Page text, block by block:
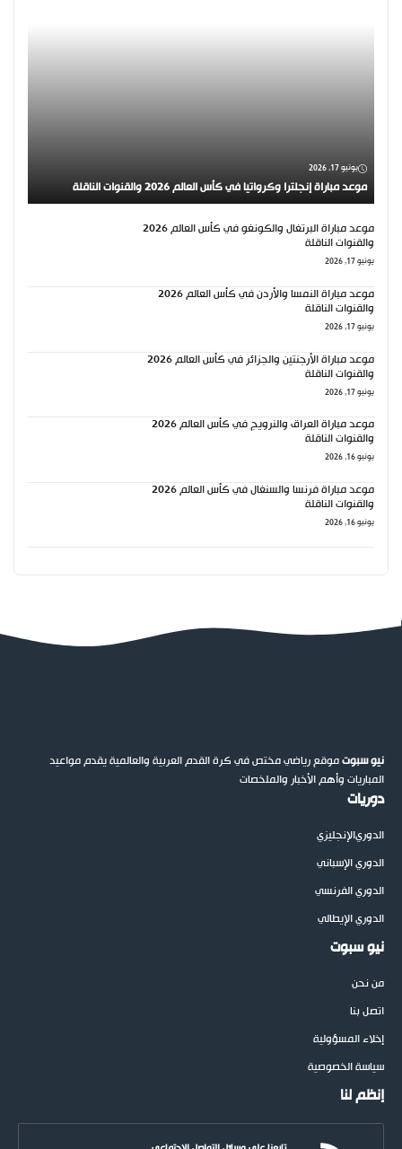
يونيو 17, 2026
موعد مباراة إنجلترا وكرواتيا في كأس العالم 2026 والقنوات الناقلة
موعد مباراة البرتغال والكونغو في كأس العالم 2026
والقنوات الناقلة
يونيو 17, 2026
موعد مباراة النمسا والأردن في كأس العالم 2026
والقنوات الناقلة
يونيو 17, 2026
موعد مباراة الأرجنتين والجزائر في كأس العالم 2026
والقنوات الناقلة
يونيو 17, 2026
موعد مباراة العراق والنرويج في كأس العالم 2026
والقنوات الناقلة
يونيو 16, 2026
موعد مباراة فرنسا والسنغال في كأس العالم 2026
والقنوات الناقلة
يونيو 16, 2026
نيو سبوتموقع رياضي مختص في كرة القدم العربية والعالمية يقدم مواعيد
المباريات وأهم الأخبار والملخصات
دوريات
الدوريالإنجليزي
الدوري الإسباني
الدوري الفرنسي
الدوري الإيطالي
نيو سبوت
من نحن
اتصل بنا
إخلاء المسؤولية
سياسة الخصوصية
إنظم لنا